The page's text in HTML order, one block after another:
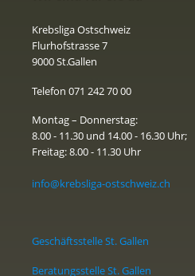
Krebsliga Ostschweiz
Flurhofstrasse 7
9000 St.Gallen
Telefon 071 242 70 00
Montag – Donnerstag:
8.00 - 11.30 und 14.00 - 16.30 Uhr;
Freitag: 8.00 - 11.30 Uhr
info@krebsliga-ostschweiz.ch
Geschäftsstelle St. Gallen
Beratungsstelle St. Gallen